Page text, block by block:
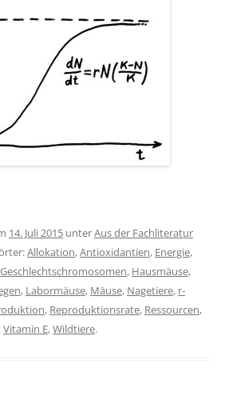
14. Juli 2015 unterAus der Fachliteratur
Allokation,Antioxidantien, Energie,
Geschlechtschromosomen, Hausmäuse,
, Labormäuse, Mäuse, Nagetiere, r-
, Reproduktionsrate, Ressourcen,
,Vitamin E,Wildtiere.